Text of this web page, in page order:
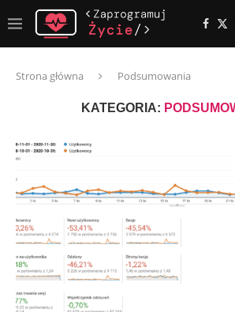
Strona główna Podsumowania
KATEGORIA: